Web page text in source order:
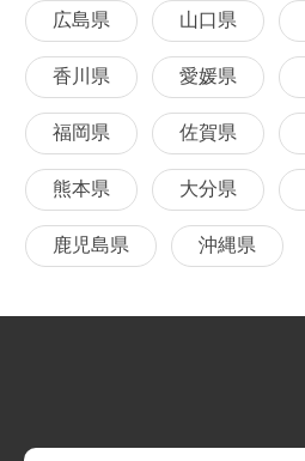
広島県 山口県
香川県 愛媛県
福岡県 佐賀県
熊本県 大分県
鹿児島県 沖縄県